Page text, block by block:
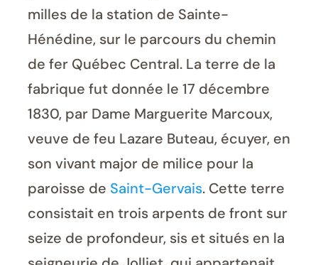
milles de la station de Sainte-
Hénédine, sur le parcours du chemin
de fer Québec Central. La terre de la
fabrique fut donnée le 17 décembre
1830, par Dame Marguerite Marcoux,
veuve de feu Lazare Buteau, écuyer, en
son vivant major de milice pour la
paroisse de Saint-Gervais. Cette terre
consistait en trois arpents de front sur
seize de profondeur, sis et situés en la